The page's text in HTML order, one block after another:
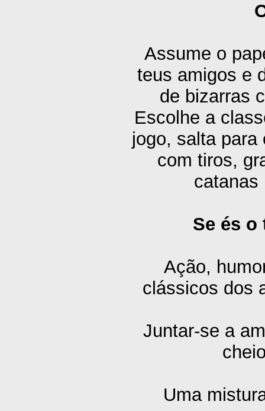
Assume o
teus amigos e
de bizarras
Escolhe a
jogo, salta
com tiros,
catanas
Se és o
Ação,
clássicos dos
Juntar-se a
Uma